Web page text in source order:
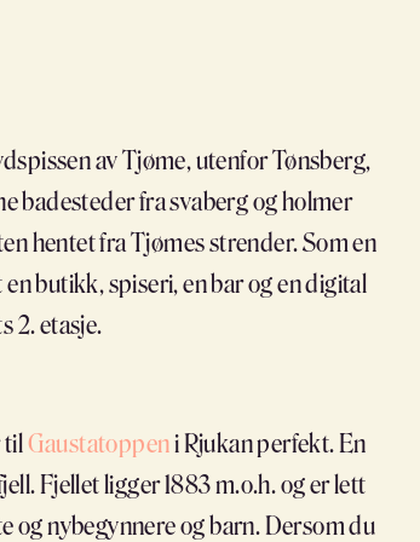
av Tjøme, utenfor Tønsberg,
badesteder fra svaberg og holmer
hentet fra Tjømes strender. Som en
butikk, spiseri, en bar og en digital
2. etasje.
til Gaustatoppeni Rjukan perfekt. En
Fjellet ligger 1883 m.o.h. og er lett
og nybegynnere og barn. Dersom du